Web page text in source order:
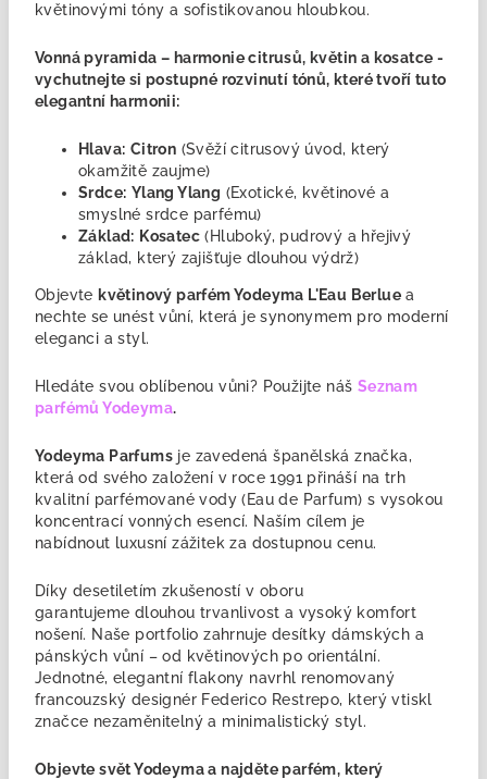
květinovými tóny a sofistikovanou hloubkou.
Vonná pyramida – harmonie citrusů, květin a kosatce -
vychutnejte si postupné rozvinutí tónů, které tvoří tuto
elegantní harmonii:
Hlava: Citron (Svěží citrusový úvod, který
okamžitě zaujme)
Srdce: Ylang Ylang (Exotické, květinové a
smyslné srdce parfému)
Základ: Kosatec (Hluboký, pudrový a hřejivý
základ, který zajišťuje dlouhou výdrž)
Objevte květinový parfém Yodeyma L'Eau Berlue a
nechte se unést vůní, která je synonymem pro moderní
eleganci a styl.
Hledáte svou oblíbenou vůni? Použijte náš Seznam
parfémů Yodeyma.
Yodeyma Parfums je zavedenášpanělská značka,
která od svého založení v roce 1991 přináší na trh
kvalitní parfémované vody (Eau de Parfum) s vysokou
koncentrací vonných esencí. Naším cílem je
nabídnout luxusní zážitek za dostupnou cenu.
Díky desetiletím zkušeností v oboru
garantujeme dlouhou trvanlivost a vysoký komfort
nošení. Naše portfolio zahrnuje desítky dámských a
pánských vůní – od květinových po orientální.
Jednotné, elegantní flakony navrhl renomovaný
francouzský designér Federico Restrepo, který vtiskl
značce nezaměnitelný a minimalistický styl.
Objevte svět Yodeyma a najděteparfém, který